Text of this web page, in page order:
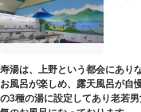
寿湯は、上野という都会にあり
お風呂が楽しめ、露天風呂が自
の3種の湯に設定してあり老若